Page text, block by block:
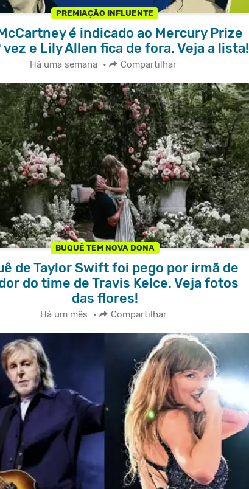
PREMIAÇÃO INFLUENTE
é indicado ao Mercury Prize
vez e Lily Allen fica de fora. Veja a lista!
Há uma semana • Compartilhar
BUQUÊ TEM NOVA DONA
de Taylor Swift foi pego por irmã de
do time de Travis Kelce. Veja fotos
das flores!
Há um mês • Compartilhar